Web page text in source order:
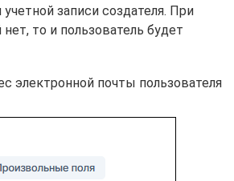
записи создателя. При
то и пользователь будет
электронной почты пользователя